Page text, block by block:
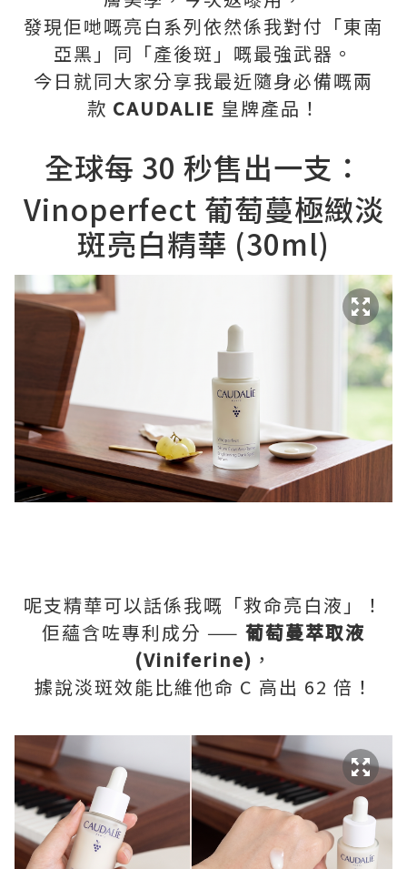
發現佢哋嘅亮白系列依然係我對付「東南
亞黑」同「產後斑」嘅最強武器。
今日就同大家分享我最近隨身必備嘅兩
款 CAUDALIE 皇牌產品！
全球每 30 秒售出一支：
Vinoperfect 葡萄蔓極緻淡
斑亮白精華 (30ml)
呢支精華可以話係我嘅「救命亮白液」！
佢蘊含咗專利成分 —— 葡萄蔓萃取液
(Viniferine) ，
據說淡斑效能比維他命 C 高出 62 倍！